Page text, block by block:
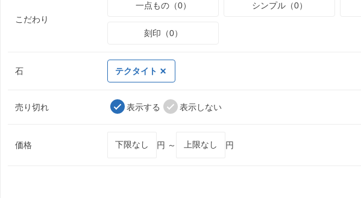
こだわり
一点もの（0） シンプル（0）
刻印（0）
石 テクタイト
売り切れ 表示する 表示しない
価格 円 ～ 円